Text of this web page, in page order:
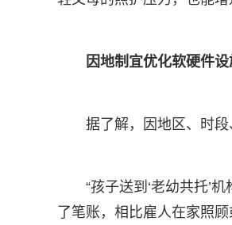
因地制宜优化软硬件设
据了解，因地区、时段
“孩子送到‘老幼共托’
了笔账，相比雇人在家照